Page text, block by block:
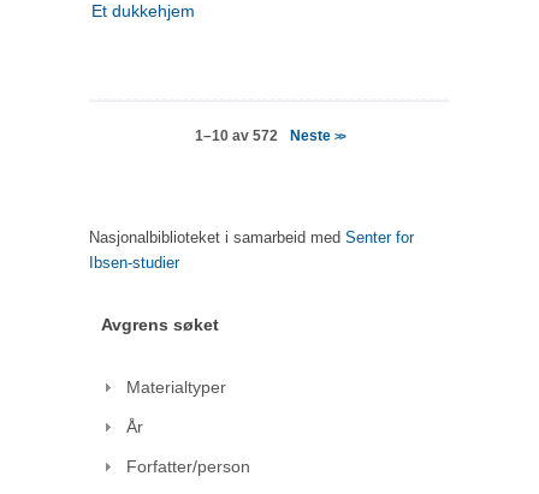
Et dukkehjem
1–10 av 572 Neste >>
Nasjonalbiblioteket i samarbeid med Senter for
Ibsen-studier
Avgrens søket
Materialtyper
År
Forfatter/person